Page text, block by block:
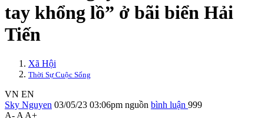
tay khổng lồ” ở bãi biển Hải
Tiến
Xã Hội
Thời Sự Cuộc Sống
VN EN
Sky Nguyen 03/05/23 03:06pm nguồn bình luận 999
A- A A+